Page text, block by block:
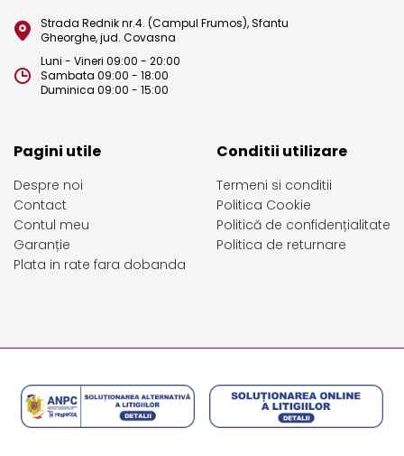
Strada Rednik nr.4. (Campul Frumos), Sfantu
Gheorghe, jud. Covasna
Luni - Vineri 09:00 - 20:00
Sambata 09:00 - 18:00
Duminica 09:00 - 15:00
Pagini utile
Despre noi
Contact
Contul meu
Garanție
Plata in rate fara dobanda
Conditii utilizare
Termeni si conditii
Politica Cookie
Politică de confidențialitate
Politica de returnare